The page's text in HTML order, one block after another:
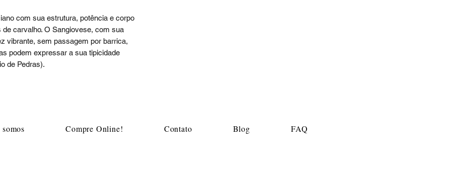
com sua estrutura, potência e corpo
carvalho. O Sangiovese, com sua
vibrante, sem passagem por barrica,
podem expressar a sua tipicidade
de Pedras).
Compre Online! Contato Blog FAQ